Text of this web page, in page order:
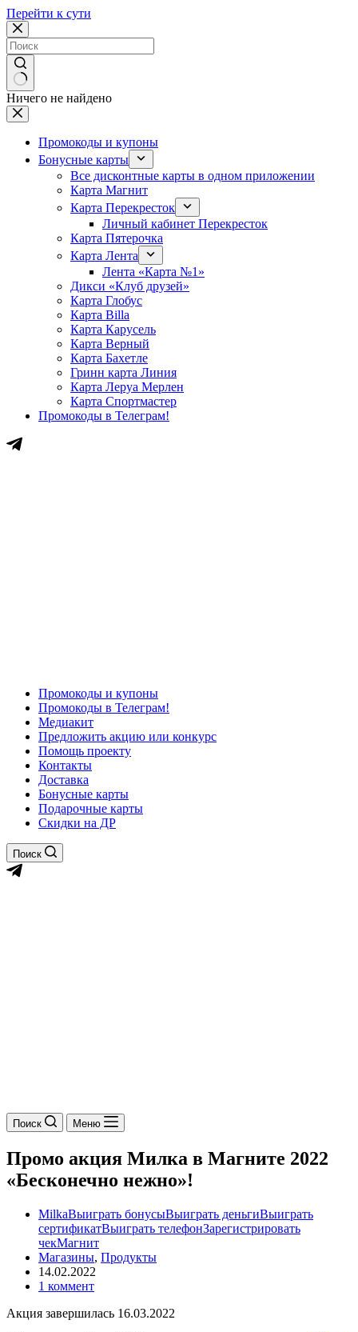
Перейти к сути
Ничего не найдено
Промокоды и купоны
Бонусные карты
Все дисконтные карты в одном приложении
Карта Магнит
Карта Перекресток
Личный кабинет Перекресток
Карта Пятерочка
Карта Лента
Лента «Карта №1»
Дикси «Клуб друзей»
Карта Глобус
Карта Billa
Карта Карусель
Карта Верный
Карта Бахетле
Гринн карта Линия
Карта Леруа Мерлен
Карта Спортмастер
Промокоды в Телеграм!
Промокоды и купоны
Промокоды в Телеграм!
Медиакит
Предложить акцию или конкурс
Помощь проекту
Контакты
Доставка
Бонусные карты
Подарочные карты
Скидки на ДР
Поиск
Поиск Меню
Промо акция Милка в Магните 2022
«Бесконечно нежно»!
MilkaВыиграть бонусыВыиграть деньгиВыиграть
сертификатВыиграть телефонЗарегистрировать
чекМагнит
Магазины, Продукты
14.02.2022
1 коммент
Акция завершилась 16.03.2022